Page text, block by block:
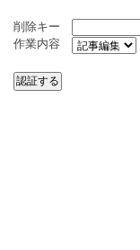
削除キー
作業内容